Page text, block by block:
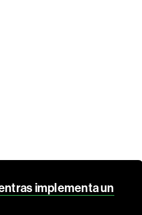
implementa un